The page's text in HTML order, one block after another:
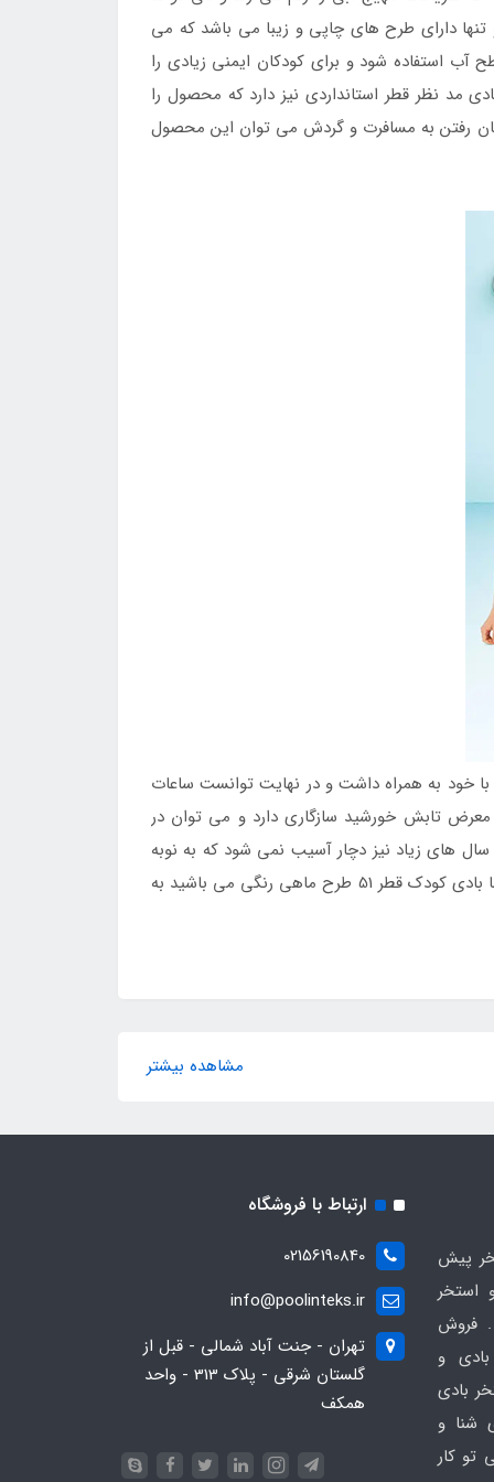
دارای طرح های چاپی و زیبا می باشد که می
استفاده شود و برای کودکان ایمنی زیادی را
مد نظر قطر استانداردی نیز دارد که محصول را
رفتن به مسافرت و گردش می توان این محصول
خود به همراه داشت و در نهایت توانست ساعات
تابش خورشید سازگاری دارد و می توان در
های زیاد نیز دچار آسیب نمی شود که به نوبه
رنگی می باشید به
مشاهده بیشتر
پیش
فروش
و
بادی
شنا و
تو کار
ارتباط با فروشگاه
02156190840
info@poolinteks.ir
تهران - جنت آباد شمالی - قبل از
گلستان شرقی - پلاک 313 - واحد
همکف